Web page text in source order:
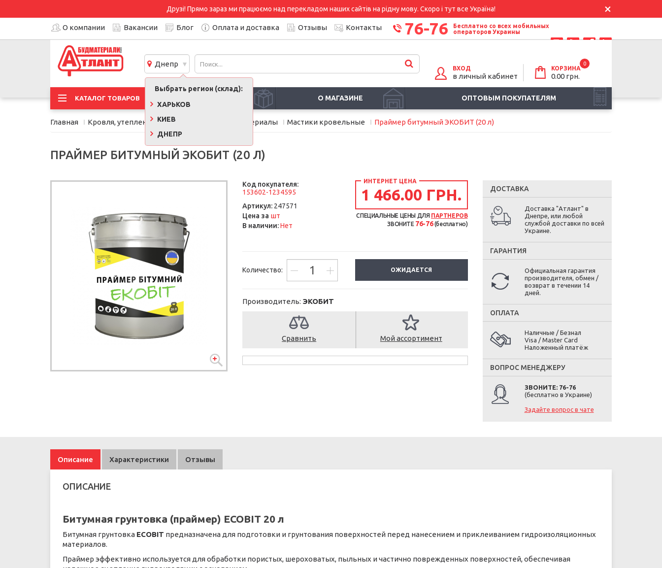
Друзі! Прямо зараз ми працюємо над перекладом наших сайтів на рідну мову. Скоро і тут все Україна!
О компании Вакансии Блог Оплата и доставка Отзывы Контакты 76-76
Бесплатно со всех мобильных
операторов Украины
Днепр
Выбрать регион (склад):
ХАРЬКОВ
КИЕВ
ДНЕПР
ВХОД
в личный кабинет
КОРЗИНА
0
0.00 грн.
КАТАЛОГ ТОВАРОВ О МАГАЗИНЕ ОПТОВЫМ ПОКУПАТЕЛЯМ
Главная Кровля, утепление, фасад Кровельные материалы Мастики кровельные Праймер битумный ЭКОБИТ (20 л)
ПРАЙМЕР БИТУМНЫЙ ЭКОБИТ (20 Л)
Код покупателя:
153602-1234595
Артикул: 247571
Цена за шт
В наличии:Нет
ИНТЕРНЕТ ЦЕНА
1 466.00 ГРН.
СПЕЦИАЛЬНЫЕ ЦЕНЫ ДЛЯ ПАРТНЕРОВ
ЗВОНИТЕ 76-76(бесплатно)
Количество: ОЖИДАЕТСЯ
Производитель: ЭКОБИТ
Сравнить Мой ассортимент
ДОСТАВКА
Доставка "Атлант" в
Днепре, или любой
службой доставки по всей
Украине.
ГАРАНТИЯ
Официальная гарантия
производителя, обмен /
возврат в течении 14
дней.
ОПЛАТА
Наличные / Безнал
Visa / Master Card
Наложенный платёж
ВОПРОС МЕНЕДЖЕРУ
ЗВОНИТЕ: 76-76
(бесплатно в Украине)
Задайте вопрос в чате
Описание Характеристики Отзывы
ОПИСАНИЕ
Битумная грунтовка (праймер) ECOBIT 20 л
Битумная грунтовка ECOBIT предназначена для подготовки и грунтования поверхностей перед нанесением и приклеиванием гидроизоляционных
материалов.
Праймер эффективно используется для обработки пористых, шероховатых, пыльных и частично поврежденных поверхностей, обеспечивая